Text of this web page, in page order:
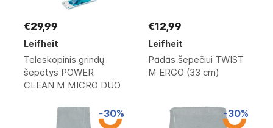
€29,99
Leifheit
Teleskopinis grindų
šepetys POWER
CLEAN M MICRO DUO
€12,99
Leifheit
Padas šepečiui TWIST
M ERGO (33 cm)
-30% -30%